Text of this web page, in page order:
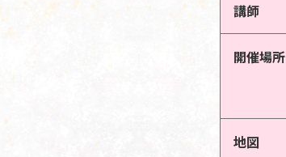
講師
開催場所
地図